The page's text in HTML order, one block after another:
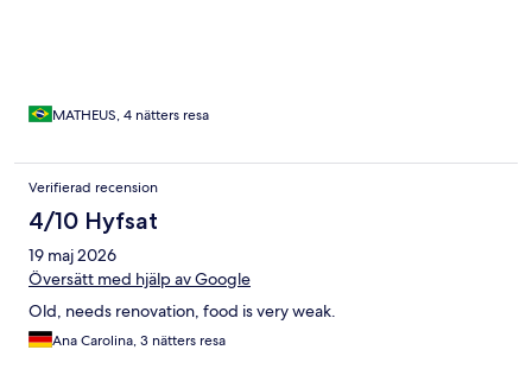
MATHEUS, 4 nätters resa
Verifierad recension
4/10 Hyfsat
19 maj 2026
Översätt med hjälp av Google
Old, needs renovation, food is very weak.
Ana Carolina, 3 nätters resa